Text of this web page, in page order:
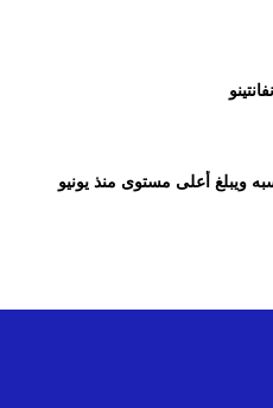
ويبلغ أعلى مستوى منذ يونيو